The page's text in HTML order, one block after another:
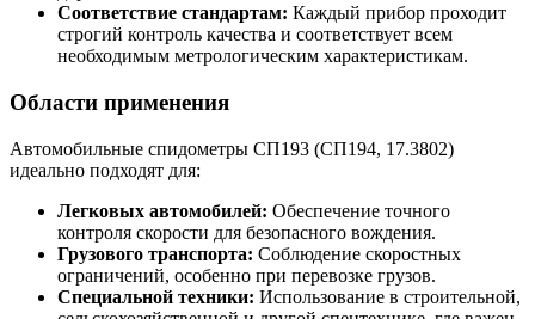
Соответствие стандартам: Каждый прибор проходит
строгий контроль качества и соответствует всем
необходимым метрологическим характеристикам.
Области применения
Автомобильные спидометры СП193 (СП194, 17.3802)
идеально подходят для:
Легковых автомобилей: Обеспечение точного
контроля скорости для безопасного вождения.
Грузового транспорта: Соблюдение скоростных
ограничений, особенно при перевозке грузов.
Специальной техники: Использование в строительной,